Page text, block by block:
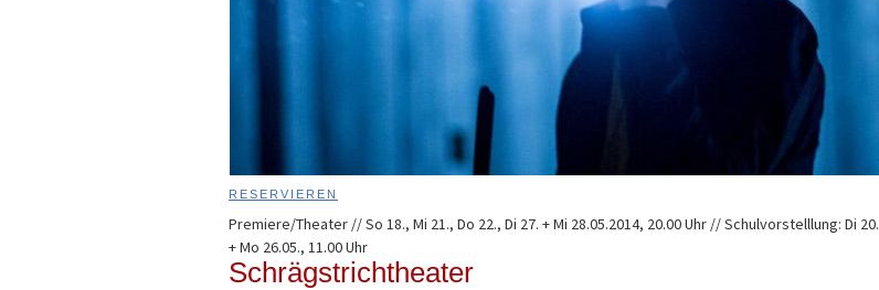
RESERVIEREN
Premiere/Theater // So 18., Mi 21., Do 22., Di 27. + Mi 28.05.2014, 20.00 Uhr // Schulvorstelllung: Di 20.
+ Mo 26.05., 11.00 Uhr
Schrägstrichtheater